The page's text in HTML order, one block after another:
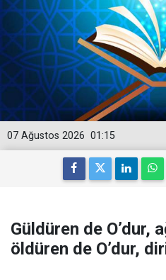
01:15
07 Ağustos 2026
Güldüren de O’dur,
öldüren de O’dur,